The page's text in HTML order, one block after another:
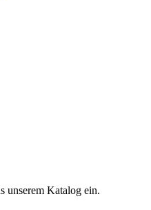
unserem Katalog ein.